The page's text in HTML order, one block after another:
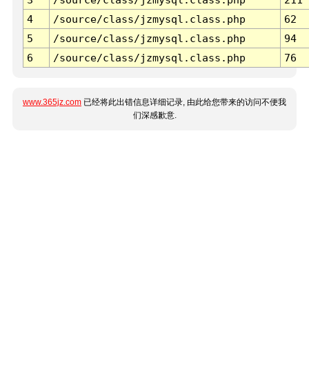
4
/source/class/jzmysql.class.php
62
5
/source/class/jzmysql.class.php
94
6
/source/class/jzmysql.class.php 76
www.365jz.com 已经将此出错信息详细记录, 由此给您带来的访问不便我
们深感歉意.